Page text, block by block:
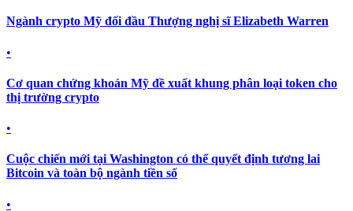
Ngành crypto Mỹ đối đầu Thượng nghị sĩ Elizabeth Warren
•
Cơ quan chứng khoán Mỹ đề xuất khung phân loại token cho
thị trường crypto
•
Cuộc chiến mới tại Washington có thể quyết định tương lai
Bitcoin và toàn bộ ngành tiền số
•